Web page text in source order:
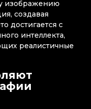
изображению
создавая
достигается с
интеллекта,
реалистичные